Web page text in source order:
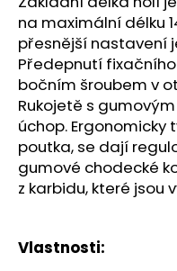
na maximální délku
přesnější nastavení
Předepnutí
bočním šroubem v
Rukojetě s
úchop. Ergonomicky
poutka, se dají
gumové chodecké
z karbidu, které jsou
Vlastnosti:
p
o
r
u
č
u
j
e
m
e
BOTY
CRAFT